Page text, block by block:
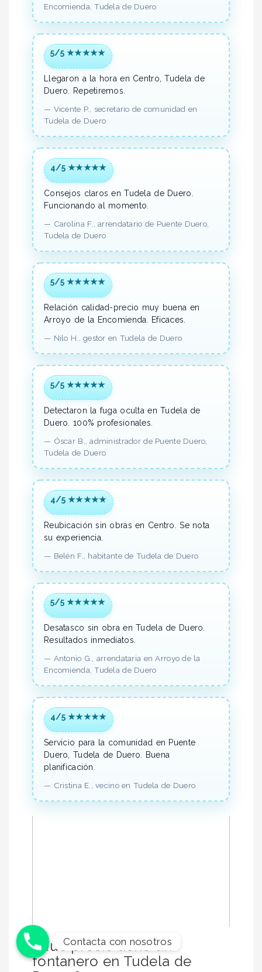
Encomienda, Tudela de Duero
5/5 ★★★★★
Llegaron a la hora en Centro, Tudela de
Duero. Repetiremos.
— Vicente P., secretario de comunidad en
Tudela de Duero
4/5 ★★★★★
Consejos claros en Tudela de Duero.
Funcionando al momento.
— Carolina F., arrendatario de Puente Duero,
Tudela de Duero
5/5 ★★★★★
Relación calidad-precio muy buena en
Arroyo de la Encomienda. Eficaces.
— Nilo H., gestor en Tudela de Duero
5/5 ★★★★★
Detectaron la fuga oculta en Tudela de
Duero.
100% profesionales.
— Óscar B., administrador de Puente Duero,
Tudela de Duero
4/5 ★★★★★
Reubicación sin obras en Centro.
Se nota
su experiencia.
— Belén F., habitantede Tudela de Duero
5/5 ★★★★★
Desatasco sin obra en Tudela de Duero.
Resultados inmediatos.
— Antonio G., arrendataria en Arroyo de la
Encomienda, Tudela de Duero
4/5 ★★★★★
Servicio para la comunidad en Puente
Duero, Tudela de Duero.
Buena
planificación.
— Cristina E., vecinoen Tudela de Duero
¿Qué precio tiene un
fontanero en Tudela de
Contacta con nosotros